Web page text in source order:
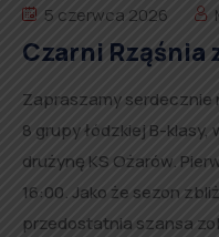
5 czerwca 2026
Czarni Rząśnia
Zapraszamy serdecznie
8 grupy łódzkiej B-
drużynę KS Ożarów.
16:00. Jako że sezon
przedostatnia szansa